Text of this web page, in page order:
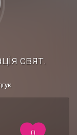
свят.
0